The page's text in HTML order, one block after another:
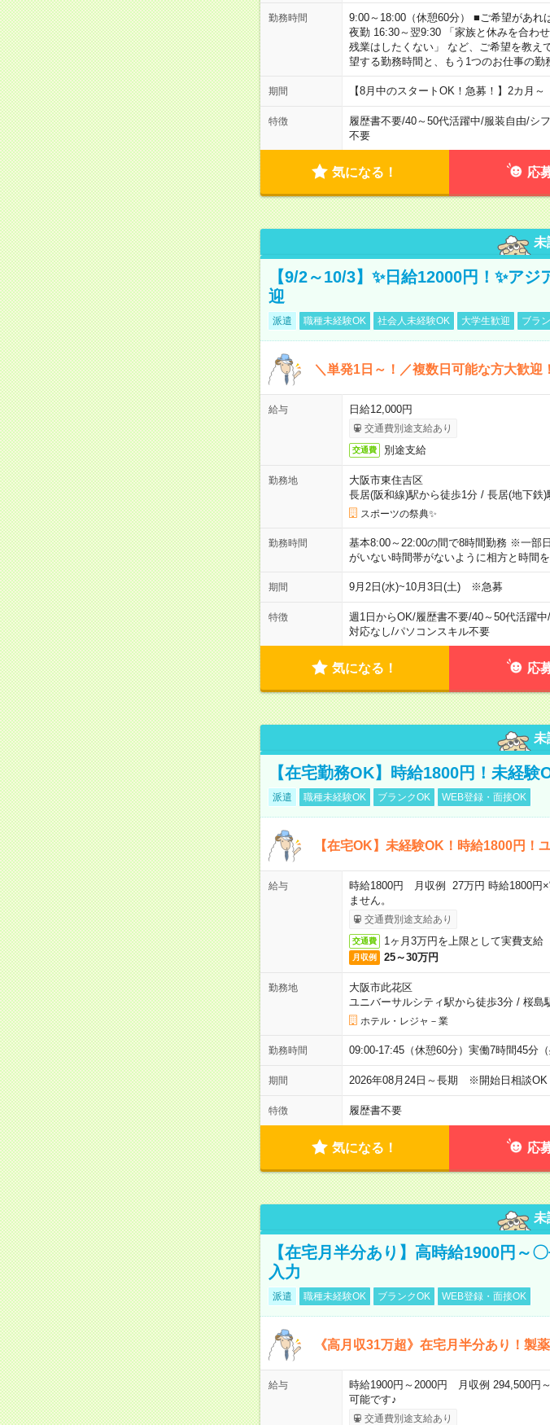
勤務時間
9:00～18:00（休憩60分） ■ご希望があれ
夜勤 16:30～翌9:30 「家族と休みを合わ
残業はしたくない」 など、ご希望を教
望する勤務時間と、もう1つのお仕事の勤
期間 【8月中のスタートOK！急募！】2カ月
特徴 履歴書不要/40～50代活躍中/服装自由/シ
不要
気になる！ 応
未
【9/2～10/3】✨日給12000円！✨ア
迎
派遣 職種未経験OK 社会人未経験OK 大学生歓迎 ブラ
＼単発1日～！／複数日可能な方大歓
給与 日給12,000円
交通費別途支給あり
交通費 別途支給
勤務地
大阪市東住吉区
長居(阪和線)駅から徒歩1分/ 長居(地下鉄)
スポーツの祭典✨
勤務時間
基本8:00～22:00の間で8時間勤務 ※一部
がいない時間帯がないように相方と時間
期間 9月2日(水)~10月3日(土) ※急募
特徴 週1日からOK/履歴書不要/40～50代活躍中/
対応なし/パソコンスキル不要
気になる！ 応
未
【在宅勤務OK】時給1800円！未経
派遣 職種未経験OK ブランクOK WEB登録・面接OK
【在宅OK】未経験OK！時給1800円！
給与
時給1800円 月収例 27万円 時給1800円
ません。
交通費別途支給あり
交通費 1ヶ月3万円を上限として実費支給
月収例 25～30万円
勤務地
大阪市此花区
ユニバーサルシティ駅から徒歩3分/ 桜島
ホテル・レジャ－業
勤務時間 09:00-17:45（休憩60分）実働7時間45分（
期間 2026年08月24日～長期 ※開始日相談
特徴 履歴書不要
気になる！ 応
未
【在宅月半分あり】高時給1900円～
入力
派遣 職種未経験OK ブランクOK WEB登録・面接OK
《高月収31万超》在宅月半分あり！製
給与
時給1900円～2000円 月収例 294,500円
可能です♪
交通費別途支給あり